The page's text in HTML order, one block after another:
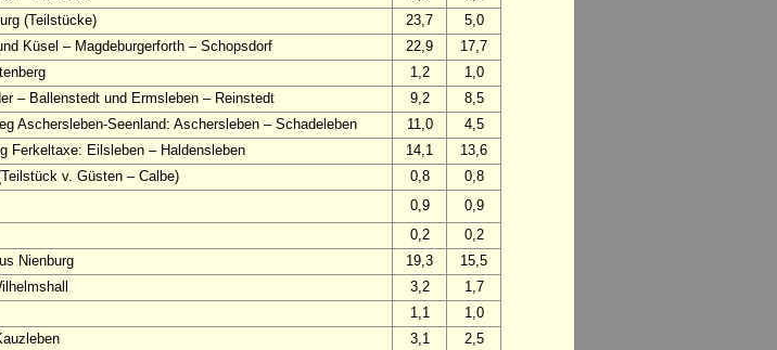
(Teilstücke) 23,7
5,0
Küsel – Magdeburgerforth – Schopsdorf 22,9
17,7
1,2
1,0
– Ballenstedt und Ermsleben – Reinstedt 9,2
8,5
Aschersleben-Seenland: Aschersleben – Schadeleben 11,0
4,5
Ferkeltaxe: Eilsleben – Haldensleben 14,1
13,6
v. Güsten – Calbe) 0,8
0,8
0,9
0,9
0,2
0,2
Nienburg 19,3
15,5
3,2
1,7
1,1
1,0
3,1
2,5